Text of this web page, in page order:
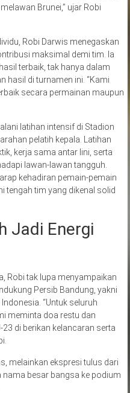
Brunei,” ujar Robi
Robi Darwis menegaskan
maksimal demi tim. Ia
terbaik, tak hanya dalam
hasil di turnamen ini. “Kami
secara permainan maupun
latihan intensif di Stadion
pelatih kepala. Latihan
kerja sama antar lini, serta
lawan-lawan tangguh.
kehadiran pemain-pemain
tengah tim yang dikenal solid
Jadi Energi
Robi tak lupa menyampaikan
Persib Bandung, yakni
“Untuk seluruh
meminta doa restu dan
di berikan kelancaran serta
melainkan ekspresi tulus dari
besar bangsa ke podium